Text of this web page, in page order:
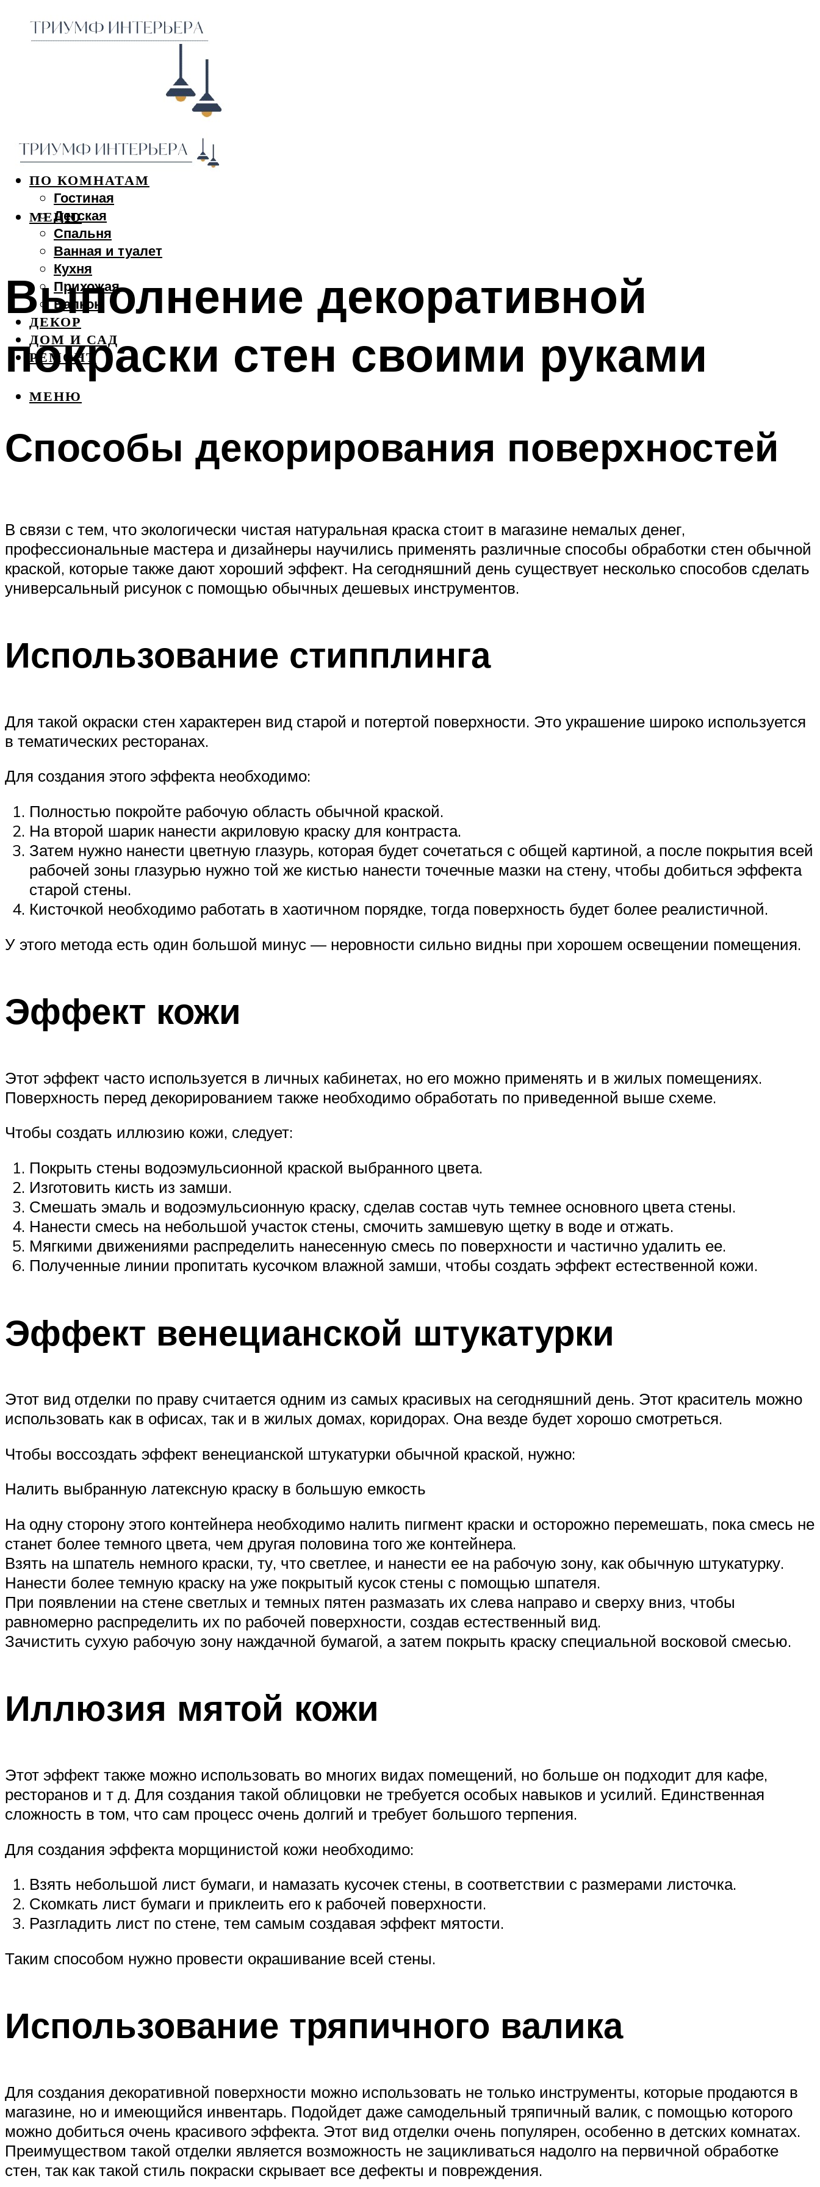
ДИЗАЙН ИНТЕРЬЕРА
ПО КОМНАТАМ
Гостиная
Детская
Спальня
Ванная и туалет
Кухня
Прихожая
Балкон
ДЕКОР
ДОМ И САД
РЕМОНТ
МЕНЮ
МЕНЮ
Выполнение декоративной
покраски стен своими руками
Способы декорирования поверхностей
В связи с тем, что экологически чистая натуральная краска стоит в магазине немалых денег,
профессиональные мастера и дизайнеры научились применять различные способы обработки стен обычной
краской, которые также дают хороший эффект. На сегодняшний день существует несколько способов сделать
универсальный рисунок с помощью обычных дешевых инструментов.
Использование стипплинга
Для такой окраски стен характерен вид старой и потертой поверхности. Это украшение широко используется
в тематических ресторанах.
Для создания этого эффекта необходимо:
Полностью покройте рабочую область обычной краской.
На второй шарик нанести акриловую краску для контраста.
Затем нужно нанести цветную глазурь, которая будет сочетаться с общей картиной, а после покрытия всей
рабочей зоны глазурью нужно той же кистью нанести точечные мазки на стену, чтобы добиться эффекта
старой стены.
Кисточкой необходимо работать в хаотичном порядке, тогда поверхность будет более реалистичной.
У этого метода есть один большой минус — неровности сильно видны при хорошем освещении помещения.
Эффект кожи
Этот эффект часто используется в личных кабинетах, но его можно применять и в жилых помещениях.
Поверхность перед декорированием также необходимо обработать по приведенной выше схеме.
Чтобы создать иллюзию кожи, следует:
Покрыть стены водоэмульсионной краской выбранного цвета.
Изготовить кисть из замши.
Смешать эмаль и водоэмульсионную краску, сделав состав чуть темнее основного цвета стены.
Нанести смесь на небольшой участок стены, смочить замшевую щетку в воде и отжать.
Мягкими движениями распределить нанесенную смесь по поверхности и частично удалить ее.
Полученные линии пропитать кусочком влажной замши, чтобы создать эффект естественной кожи.
Эффект венецианской штукатурки
Этот вид отделки по праву считается одним из самых красивых на сегодняшний день. Этот краситель можно
использовать как в офисах, так и в жилых домах, коридорах. Она везде будет хорошо смотреться.
Чтобы воссоздать эффект венецианской штукатурки обычной краской, нужно:
Налить выбранную латексную краску в большую емкость
На одну сторону этого контейнера необходимо налить пигмент краски и осторожно перемешать, пока смесь не
станет более темного цвета, чем другая половина того же контейнера.
Взять на шпатель немного краски, ту, что светлее, и нанести ее на рабочую зону, как обычную штукатурку.
Нанести более темную краску на уже покрытый кусок стены с помощью шпателя.
При появлении на стене светлых и темных пятен размазать их слева направо и сверху вниз, чтобы
равномерно распределить их по рабочей поверхности, создав естественный вид.
Зачистить сухую рабочую зону наждачной бумагой, а затем покрыть краску специальной восковой смесью.
Иллюзия мятой кожи
Этот эффект также можно использовать во многих видах помещений, но больше он подходит для кафе,
ресторанов и т д. Для создания такой облицовки не требуется особых навыков и усилий. Единственная
сложность в том, что сам процесс очень долгий и требует большого терпения.
Для создания эффекта морщинистой кожи необходимо:
Взять небольшой лист бумаги, и намазать кусочек стены, в соответствии с размерами листочка.
Скомкать лист бумаги и приклеить его к рабочей поверхности.
Разгладить лист по стене, тем самым создавая эффект мятости.
Таким способом нужно провести окрашивание всей стены.
Использование тряпичного валика
Для создания декоративной поверхности можно использовать не только инструменты, которые продаются в
магазине, но и имеющийся инвентарь. Подойдет даже самодельный тряпичный валик, с помощью которого
можно добиться очень красивого эффекта. Этот вид отделки очень популярен, особенно в детских комнатах.
Преимуществом такой отделки является возможность не зацикливаться надолго на первичной обработке
стен, так как такой стиль покраски скрывает все дефекты и повреждения.